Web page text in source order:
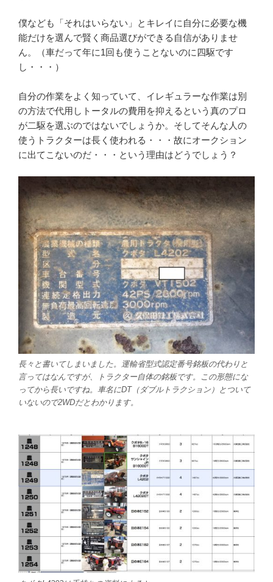
僕なども「それはいらない」とキレイに自分に必要な機
能だけを選んで賢く商品選びができる自信がありませ
ん。（車だって年に1回も使うことないのに四駆です
し・・・）
自分の作業をよく知っていて、イレギュラーな作業は別
の方法で代用しトータルの費用を抑えるという真のプロ
が二駆を選ぶのではないでしょうか。そしてそんな人の
使うトラクターは長く使われる・・・故にオークション
に出てこないのだ・・・という理由はどうでしょう？
長々と書いてしまいました。運輸省型式認定番号銘板の代わりと
言ってはなんですが、トラクター自体の銘板です。この形態にな
ってから長いですね。車名にDT（ダブルトラクション）とついて
いないので2WDだとわかります。